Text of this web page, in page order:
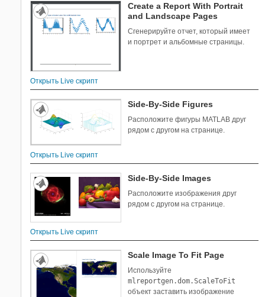
Create a Report With Portrait
and Landscape Pages
Сгенерируйте отчет, который имеет
и портрет и альбомные страницы.
Открыть Live скрипт
Side-By-Side Figures
Расположите фигуры MATLAB друг
рядом с другом на странице.
Открыть Live скрипт
Side-By-Side Images
Расположите изображения друг
рядом с другом на странице.
Открыть Live скрипт
Scale Image To Fit Page
Используйте
mlreportgen.dom.ScaleToFit
объект заставить изображение